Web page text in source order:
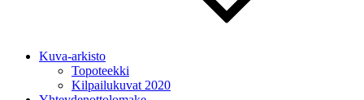
Kuva-arkisto
Topoteekki
Kilpailukuvat 2020